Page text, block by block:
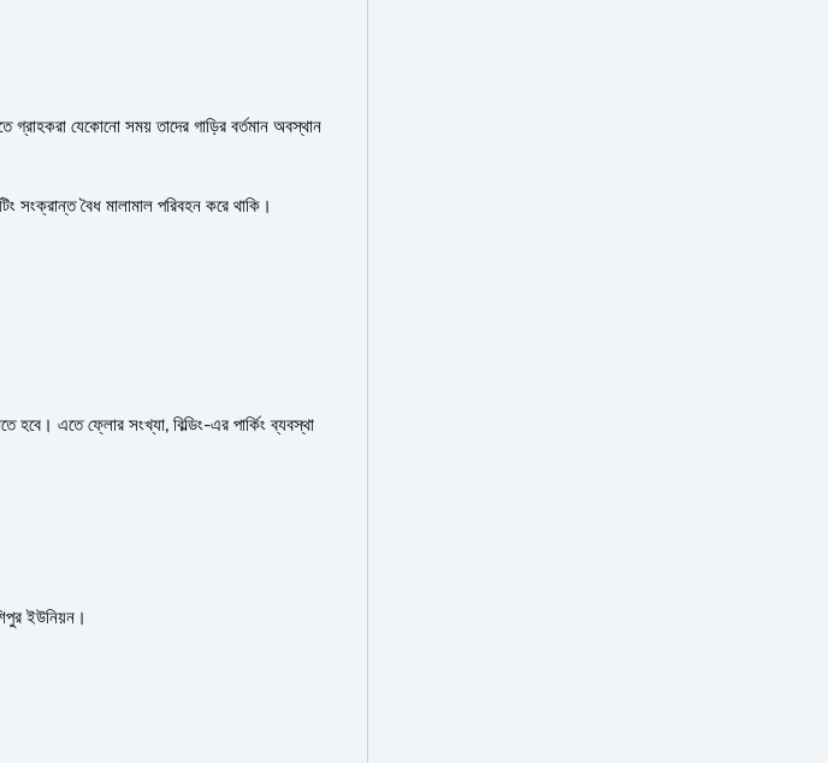
গ্রাহকরা যেকোনো সময় তাদের গাড়ির বর্তমান অবস্থান
সংক্রান্ত বৈধ মালামাল পরিবহন করে থাকি।
এতে ফ্লোর সংখ্যা, বিল্ডিং-এর পার্কিং ব্যবস্থা
ইউনিয়ন।